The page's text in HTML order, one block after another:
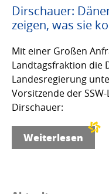
Dirschauer:
zeigen, was sie
Mit einer Großen
Landtagsfraktion die
Landesregierung
Vorsitzende der
Dirschauer:
Weiterlesen